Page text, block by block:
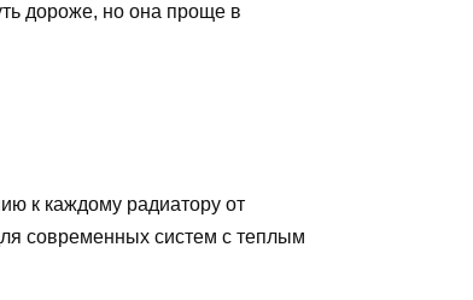
дороже, но она проще в
к каждому радиатору от
современных систем с теплым